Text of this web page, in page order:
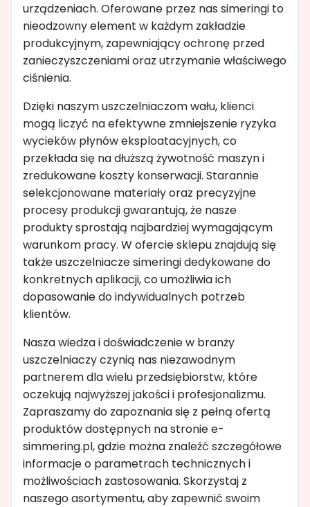
urządzeniach. Oferowane przez nas simeringi to
nieodzowny element w każdym zakładzie
produkcyjnym, zapewniający ochronę przed
zanieczyszczeniami oraz utrzymanie właściwego
ciśnienia.
Dzięki naszym uszczelniaczom wału, klienci
mogą liczyć na efektywne zmniejszenie ryzyka
wycieków płynów eksploatacyjnych, co
przekłada się na dłuższą żywotność maszyn i
zredukowane koszty konserwacji. Starannie
selekcjonowane materiały oraz precyzyjne
procesy produkcji gwarantują, że nasze
produkty sprostają najbardziej wymagającym
warunkom pracy. W ofercie sklepu znajdują się
także uszczelniacze simeringi dedykowane do
konkretnych aplikacji, co umożliwia ich
dopasowanie do indywidualnych potrzeb
klientów.
Nasza wiedza i doświadczenie w branży
uszczelniaczy czynią nas niezawodnym
partnerem dla wielu przedsiębiorstw, które
oczekują najwyższej jakości i profesjonalizmu.
Zapraszamy do zapoznania się z pełną ofertą
produktów dostępnych na stronie e-
simmering.pl, gdzie można znaleźć szczegółowe
informacje o parametrach technicznych i
możliwościach zastosowania. Skorzystaj z
naszego asortymentu, aby zapewnić swoim